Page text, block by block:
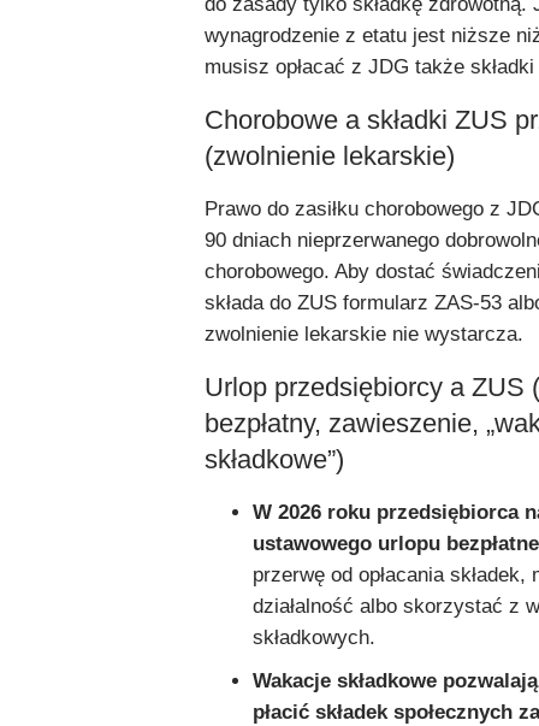
wynagrodzenie z etatu jest niższe
musisz opłacać z JDG także składki
Chorobowe a składki ZUS
(zwolnienie lekarskie)
Prawo do zasiłku chorobowego z
90 dniach nieprzerwanego
chorobowego. Aby dostać
składa do ZUS formularz ZAS-53
zwolnienie lekarskie nie wystarcza.
Urlop przedsiębiorcy a ZUS
bezpłatny, zawieszenie,
składkowe”)
W 2026 roku przedsiębiorca
ustawowego urlopu
przerwę od opłacania składek,
działalność albo skorzystać z
składkowych.
Wakacje składkowe
płacić składek społecznych